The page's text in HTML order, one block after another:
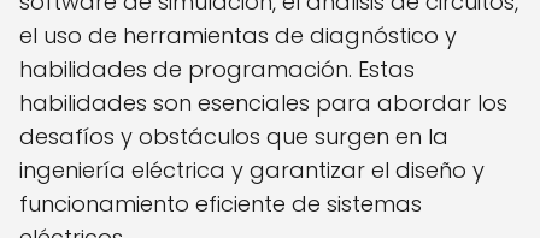
el uso de herramientas de diagnóstico y
habilidades de programación. Estas
habilidades son esenciales para abordar los
desafíos y obstáculos que surgen en la
ingeniería eléctrica y garantizar el diseño y
funcionamiento eficiente de sistemas